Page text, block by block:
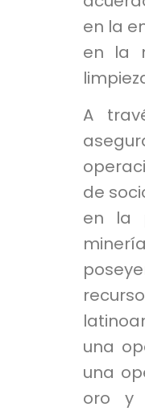
en la
en la
A
de
en la
una
una
oro y